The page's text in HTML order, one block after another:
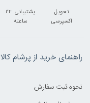
تحویل
اکسپرسی
پشتیبانی ۲۴
ساعته
راهنمای خرید از پرشام کالا
نحوه ثبت سفارش